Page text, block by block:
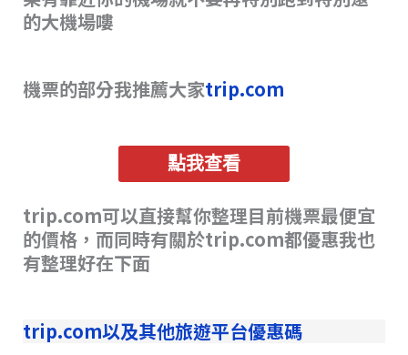
的大機場嘍
機票的部分我推薦大家trip.com
點我查看
trip.com可以直接幫你整理目前機票最便宜
的價格，而同時有關於trip.com都優惠我也
有整理好在下面
trip.com以及其他旅遊平台優惠碼